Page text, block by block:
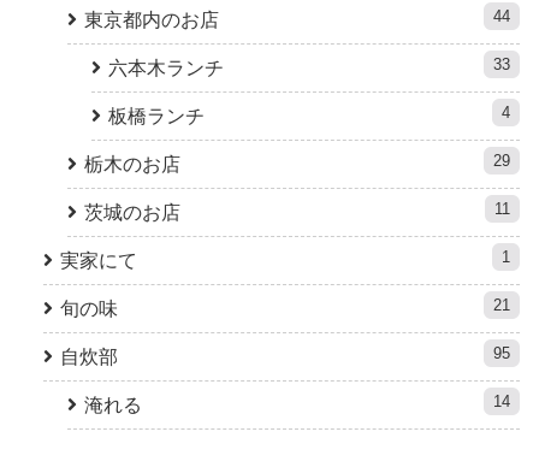
東京都内のお店 44
六本木ランチ 33
板橋ランチ 4
栃木のお店 29
茨城のお店 11
実家にて 1
旬の味 21
自炊部 95
淹れる 14